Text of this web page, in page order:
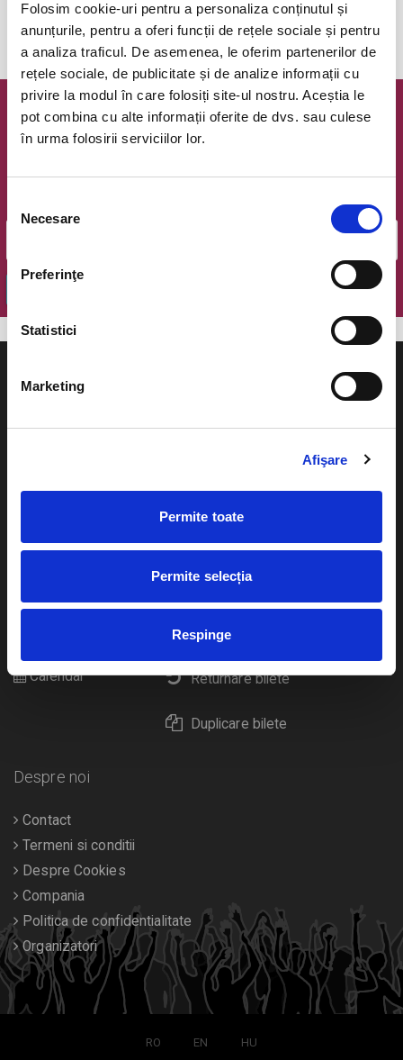
Folosim cookie-uri pentru a personaliza conținutul și
anunțurile, pentru a oferi funcții de rețele sociale și pentru
a analiza traficul. De asemenea, le oferim partenerilor de
rețele sociale, de publicitate și de analize informații cu
privire la modul în care folosiți site-ul nostru. Aceștia le
pot combina cu alte informații oferite de dvs. sau culese
în urma folosirii serviciilor lor.
consimțământului
Necesare
Preferinţe
Statistici
Marketing
Afişare
Permite toate
Permite selecția
Respinge
Evenimentul a expirat.
Newsletter @ Bilete.ro
evenimente.
Plata online sau cash
eBilet printat acasa
Livrare prin curier
Returnare bilete
Duplicare bilete
Teatru
festivaluri
Cultura
Calendar
Despre noi
Contact
Termeni si conditii
Despre Cookies
Compania
Politica de confidentialitate
Organizatori
RO EN HU